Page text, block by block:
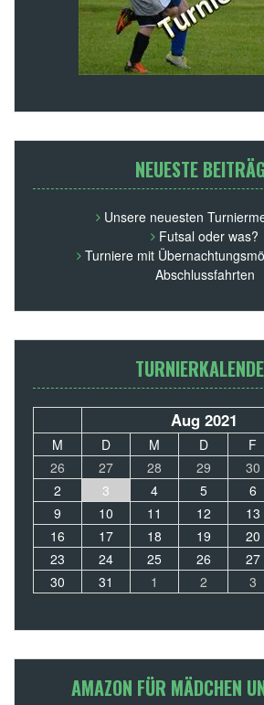
NEUESTE
Unsere neuesten
Futsal oder was?
Turniere mit
Abschlussfahrten
Aug 2021
M D M D F
26
27 28 29 30
2
3 4 5 6
9
10 11 12 13
16
17 18 19 20
23
24 25 26 27
30
31 1 2 3
AMAZON FÜR MÄDCHEN